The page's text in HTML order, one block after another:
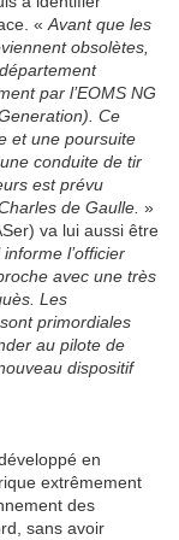
« Avant que les
obsolètes,
par l’EOMS NG
Ce
et une poursuite
conduite de tir
est prévu
de Gaulle. »
va lui aussi être
l’officier
avec une très
Les
primordiales
au pilote de
dispositif
en
extrêmement
des
sans avoir